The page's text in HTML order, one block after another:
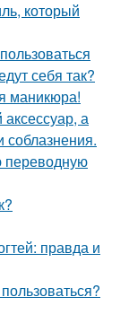
который
себя так?
маникюра!
а
переводную
правда и